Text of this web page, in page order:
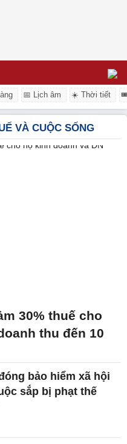
📅 Lịch âm ☀️ Thời tiết
VÀ CUỘC SỐNG
30% thuế cho
thu đến 10
bảo hiểm xã hội
sắp bị phạt thế